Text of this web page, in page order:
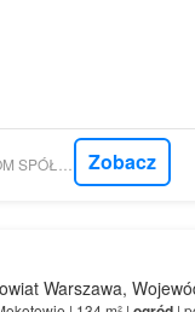
Zobacz
Warszawa,